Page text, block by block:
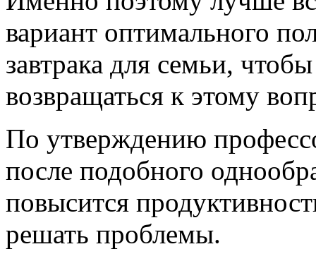
вариант оптимального
завтрака для семьи,
возвращаться к этому
По утверждению
после подобного
повысится
решать проблемы.